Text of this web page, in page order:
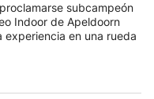
subcampeón
Indoor de Apeldoorn
experiencia en una rueda